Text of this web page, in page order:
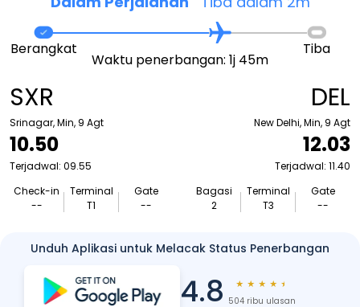
SXR
Srinagar, Min, 9 Agt
10.50
Terjadwal: 09.55
Check-in
--
Terminal
T1
Gate
--
Berangkat
Waktu penerbangan: 1j 45m
Tiba
DEL
New Delhi, Min, 9 Agt
12.03
Terjadwal: 11.40
Bagasi
2
Terminal
T3
Gate
--
Unduh Aplikasi untuk Melacak Status Penerbangan
4.8 ★ ★ ★ ★ ★
504 ribu ulasan